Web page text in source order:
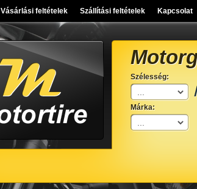
Vásárlási feltételek Szállítási feltételek Kapcsolat
Szélesség:
Márka: